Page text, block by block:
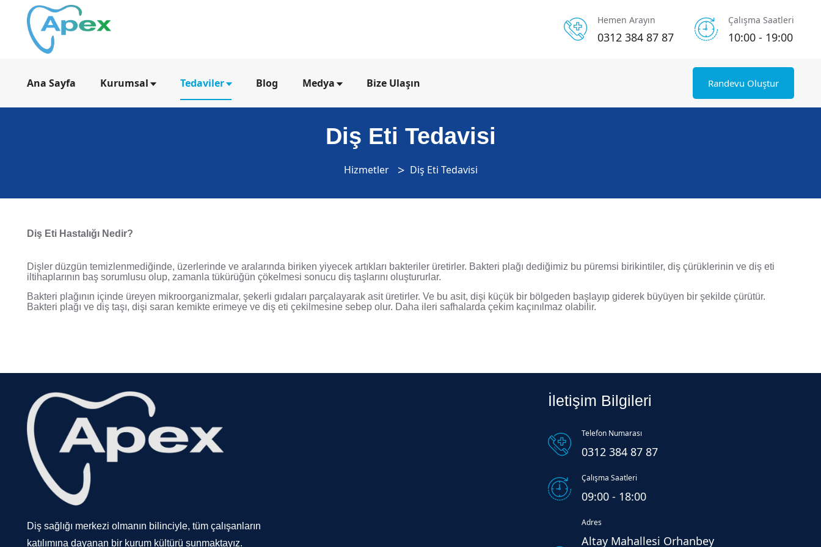
Hemen Arayın
0312 384 87 87
Çalışma Saatleri
10:00 - 19:00
Ana Sayfa Kurumsal Tedaviler Blog Medya Bize Ulaşın Randevu Oluştur
Diş Eti Tedavisi
Hizmetler Diş Eti Tedavisi
Diş Eti Hastalığı Nedir?
Dişler düzgün temizlenmediğinde, üzerlerinde ve aralarında biriken yiyecek artıkları bakteriler üretirler. Bakteri plağı dediğimiz bu püremsi birikintiler, diş çürüklerinin ve diş eti
iltihaplarının baş sorumlusu olup, zamanla tükürüğün çökelmesi sonucu diş taşlarını oluştururlar.
Bakteri plağının içinde üreyen mikroorganizmalar, şekerli gıdaları parçalayarak asit üretirler. Ve bu asit, dişi küçük bir bölgeden başlayıp giderek büyüyen bir şekilde çürütür.
Bakteri plağı ve diş taşı, dişi saran kemikte erimeye ve diş eti çekilmesine sebep olur. Daha ileri safhalarda çekim kaçınılmaz olabilir.
Diş sağlığı merkezi olmanın bilinciyle, tüm çalışanların
katılımına dayanan bir kurum kültürü sunmaktayız.
İletişim Bilgileri
Telefon Numarası
0312 384 87 87
Çalışma Saatleri
09:00 - 18:00
Adres
Altay Mahallesi Orhanbey